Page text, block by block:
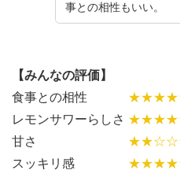
事との相性もいい。
【みんなの評価】
食事との相性
レモンサワーらしさ
甘さ
スッキリ感